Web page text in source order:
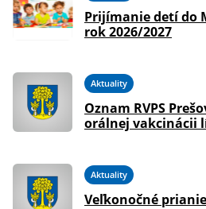
Prijímanie detí do
rok 2026/2027
Aktuality
Oznam RVPS
orálnej vakcinácii
Aktuality
Veľkonočné prianie